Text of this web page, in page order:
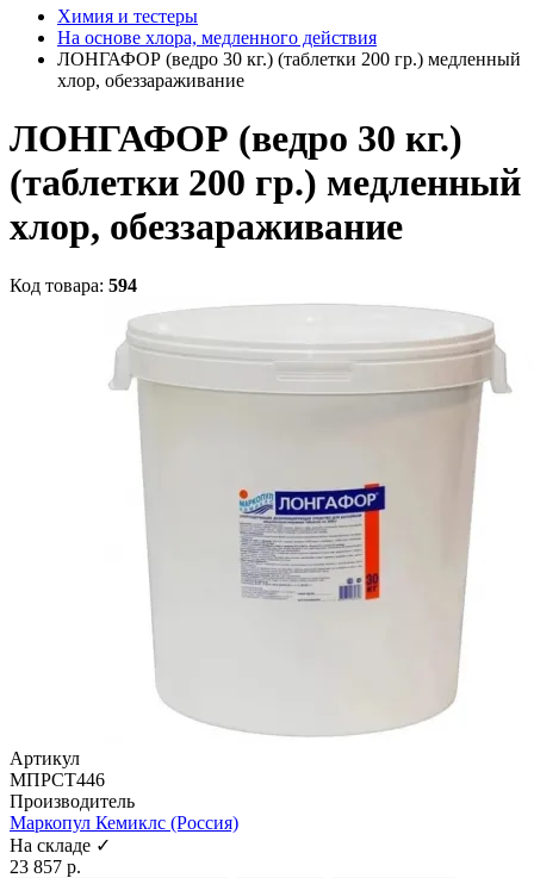
Химия и тестеры
На основе хлора, медленного действия
ЛОНГАФОР (ведро 30 кг.) (таблетки 200 гр.) медленный
хлор, обеззараживание
ЛОНГАФОР (ведро 30 кг.)
(таблетки 200 гр.) медленный
хлор, обеззараживание
Код товара: 594
Артикул
МПРСТ446
Производитель
Маркопул Кемиклс (Россия)
На складе ✓
23 857 р.